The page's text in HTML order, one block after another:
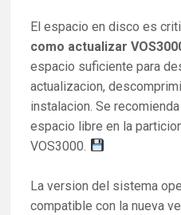
El espacio en disco es
como actualizar
espacio suficiente para
actualizacion,
instalacion. Se
espacio libre en la
VOS3000.
La version del sistema
compatible con la nueva